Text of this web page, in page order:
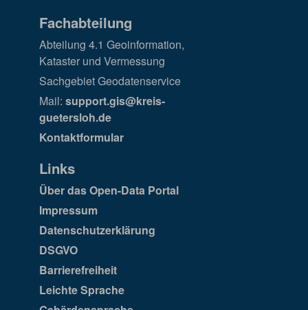
Fachabteilung
Abteilung 4.1 Geoinformation,
Kataster und Vermessung
Sachgebiet Geodatenservice
Mail: support.gis@kreis-
guetersloh.de
Kontaktformular
Links
Über das Open-Data Portal
Impressum
Datenschutzerklärung
DSGVO
Barrierefreiheit
Leichte Sprache